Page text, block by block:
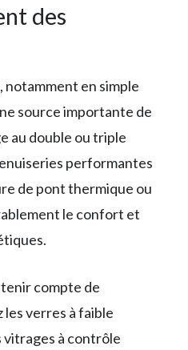
des
notamment en simple
source importante de
au double ou triple
performantes
de pont thermique ou
le confort et
compte de
verres à faible
vitrages à contrôle